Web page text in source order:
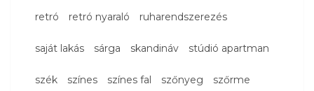
retró retró nyaraló ruharendszerezés
saját lakás sárga skandináv stúdió apartman
szék színes színes fal szőnyeg szőrme